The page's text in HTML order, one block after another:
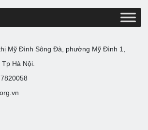
Mỹ Đình Sông Đà, phường Mỹ Đình 1,
Hà Nội.